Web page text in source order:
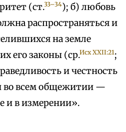
(ст.33–34); б) любовь
распространяться и
на земле
его законы (ср.Исх XXII:21;
и честность
во всем общежитии —
и в измерении».